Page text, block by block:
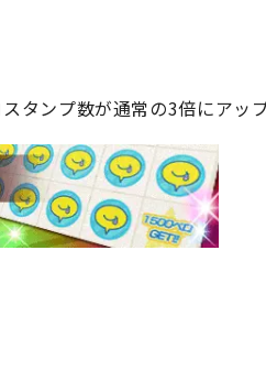
タンプ数が通常の3倍にアップ